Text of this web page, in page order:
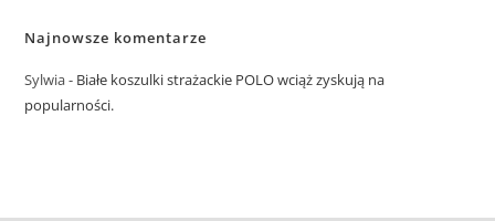
Najnowsze komentarze
Sylwia- Białe koszulki strażackie POLO wciąż zyskują na
popularności.